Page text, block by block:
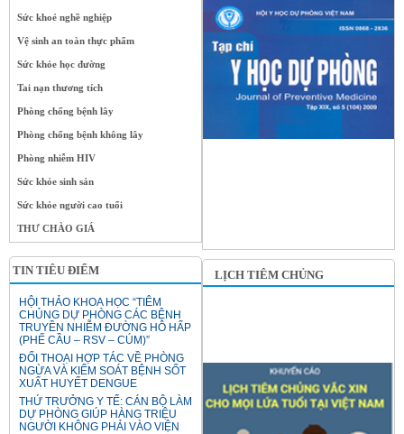
Sức khoẻ nghề nghiệp
Vệ sinh an toàn thực phẩm
Sức khỏe học đường
Tai nạn thương tích
Phòng chống bệnh lây
Phòng chống bệnh không lây
Phòng nhiễm HIV
Sức khỏe sinh sản
Sức khỏe người cao tuổi
THƯ CHÀO GIÁ
TIN TIÊU ĐIỂM
HỘI THẢO KHOA HỌC “TIÊM
CHỦNG DỰ PHÒNG CÁC BỆNH
TRUYỀN NHIỄM ĐƯỜNG HÔ HẤP
(PHẾ CẦU – RSV – CÚM)”
ĐỐI THOẠI HỢP TÁC VỀ PHÒNG
NGỪA VÀ KIỂM SOÁT BỆNH SỐT
XUẤT HUYẾT DENGUE
THỨ TRƯỞNG Y TẾ: CÁN BỘ LÀM
DỰ PHÒNG GIÚP HÀNG TRIỆU
NGƯỜI KHÔNG PHẢI VÀO VIỆN
LỊCH TIÊM CHỦNG